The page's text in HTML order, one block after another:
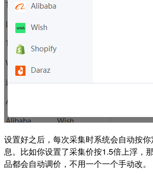
设置好之后，每次采集时系统会自动按
息。比如你设置了采集价按1.5倍上浮，
品都会自动调价，不用一个一个手动改。